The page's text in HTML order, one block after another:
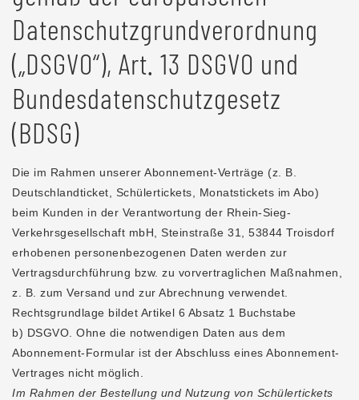
Datenschutzgrundverordnung
(„DSGVO“), Art. 13 DSGVO und
Bundesdatenschutzgesetz
(BDSG)
Die im Rahmen unserer Abonnement-Verträge (z. B.
Deutschlandticket, Schülertickets, Monatstickets im Abo)
beim Kunden in der Verantwortung der Rhein-Sieg-
Verkehrsgesellschaft mbH, Steinstraße 31, 53844 Troisdorf
erhobenen personenbezogenen Daten werden zur
Vertragsdurchführung bzw. zu vorvertraglichen Maßnahmen,
z. B. zum Versand und zur Abrechnung verwendet.
Rechtsgrundlage bildet Artikel 6 Absatz 1 Buchstabe
b) DSGVO. Ohne die notwendigen Daten aus dem
Abonnement-Formular ist der Abschluss eines Abonnement-
Vertrages nicht möglich.
Im Rahmen der Bestellung und Nutzung von Schülertickets